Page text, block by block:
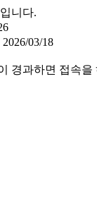
니다.
03/18
경과하면 접속을